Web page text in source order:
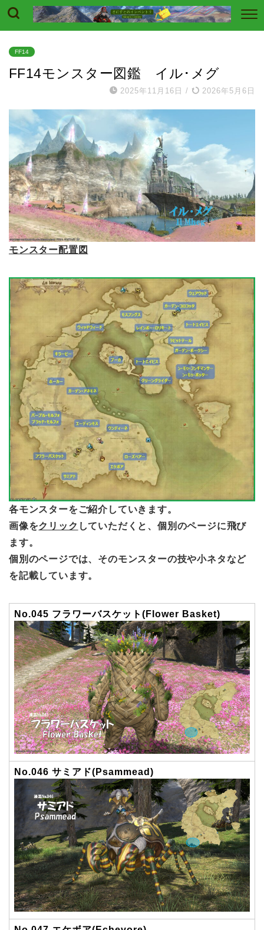
FF14
FF14モンスター図鑑 イル･メグ
2025年11月16日 / 2026年5月6日
モンスター配置図
各モンスターをご紹介していきます。
画像をクリック していただくと、個別のページに飛び
ます。
個別のページでは、そのモンスターの技や小ネタなど
を記載しています。
No.045 フラワーバスケット(Flower Basket)
No.046 サミアド(Psammead)